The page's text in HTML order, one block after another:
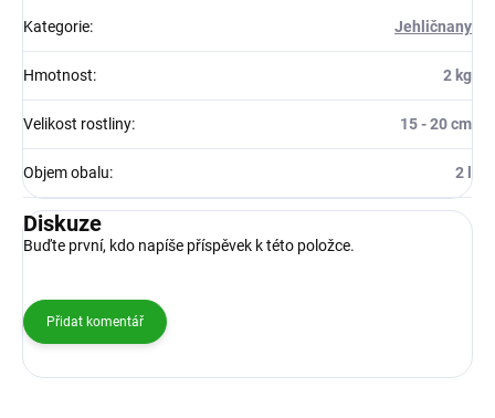
Kategorie: Jehličnany
Hmotnost: 2 kg
Velikost rostliny: 15 - 20 cm
Objem obalu: 2 l
Diskuze
Buďte první, kdo napíše příspěvek k této položce.
Přidat komentář